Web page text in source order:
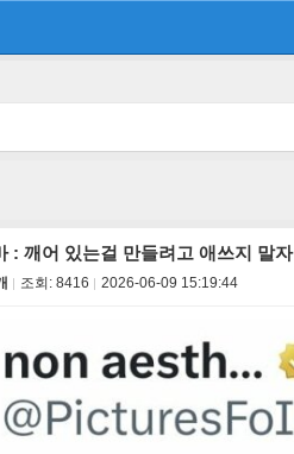
: 깨어 있는걸 만들려고 애쓰지 말자
조회: 8416 2026-06-09 15:19:44